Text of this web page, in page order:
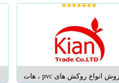
درصد تخفیف عالی از لیست 30*60
درجه 2 : 7800 ...
فروش انواع روکش های pvc ، هات